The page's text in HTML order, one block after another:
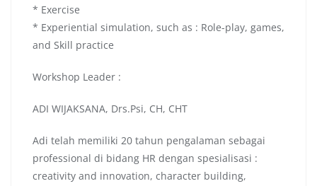
* Exercise
* Experiential simulation, such as : Role-play, games,
and Skill practice
Workshop Leader :
ADI WIJAKSANA, Drs.Psi, CH, CHT
Adi telah memiliki 20 tahun pengalaman sebagai
professional di bidang HR dengan spesialisasi :
creativity and innovation, character building,